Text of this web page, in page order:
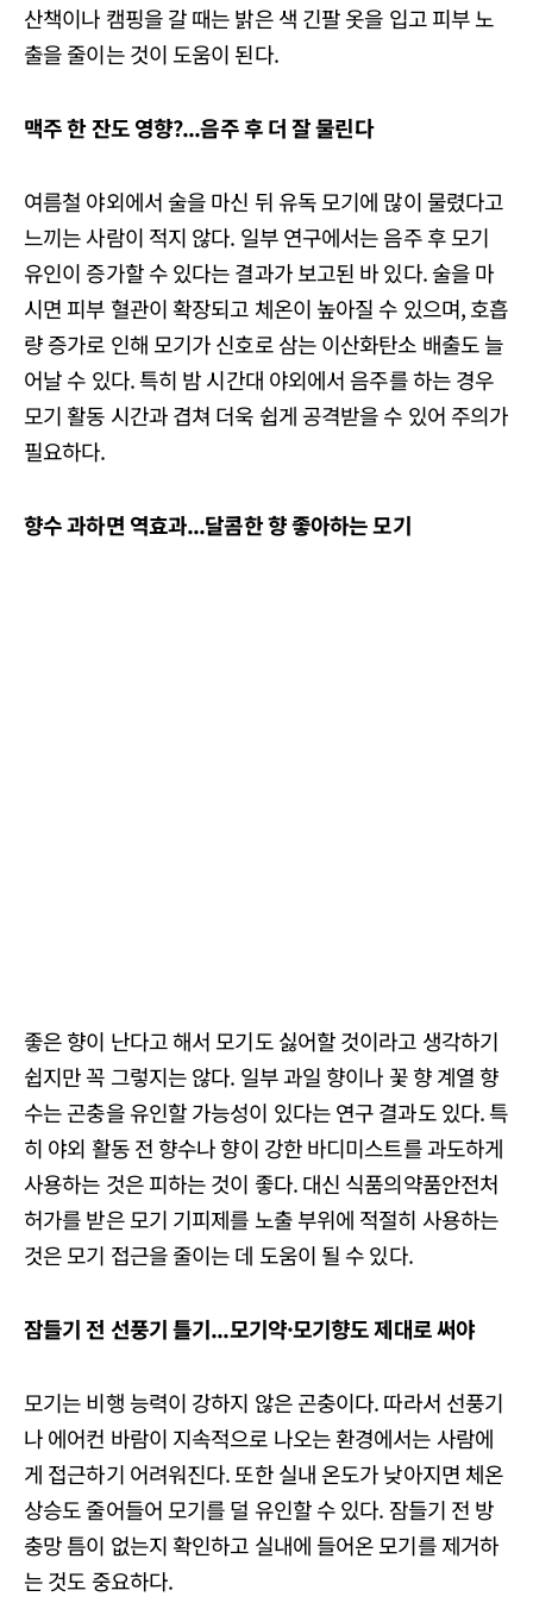
산책이나 캠핑을 갈 때는 밝은 색 긴팔 옷을 입고 피부 노
출을 줄이는 것이 도움이 된다.
맥주한잔도영향?...음주후더잘물린다
여름철 야외에서 술을 마신 뒤 유독 모기에 많이 물렸다고
느끼는 사람이 적지 않다. 일부 연구에서는 음주 후 모기
유인이 증가할 수 있다는 결과가 보고된 바 있다. 술을 마
시면 피부 혈관이 확장되고 체온이 높아질 수 있으며, 호흡
량 증가로 인해 모기가 신호로 삼는 이산화탄소 배출도 늘
어날 수 있다. 특히 밤 시간대 야외에서 음주를 하는 경우
모기 활동 시간과 겹쳐 더욱 쉽게 공격받을 수 있어 주의가
필요하다.
향수과하면 역효과...달콤한향좋아하는모기
좋은 향이 난다고 해서 모기도 싫어할 것이라고 생각하기
쉽지만 꼭 그렇지는 않다. 일부 과일 향이나 꽃 향 계열 향
수는 곤충을 유인할 가능성이 있다는 연구 결과도 있다. 특
히 야외 활동 전 향수나 향이 강한 바디미스트를 과도하게
사용하는 것은 피하는 것이 좋다. 대신 식품의약품안전처
허가를 받은 모기 기피제를 노출 부위에 적절히 사용하는
것은 모기 접근을 줄이는 데 도움이 될 수 있다.
잠들기전 선풍기틀기...모기약·모기향도제대로써야
모기는 비행 능력이 강하지 않은 곤충이다. 따라서 선풍기
나 에어컨 바람이 지속적으로 나오는 환경에서는 사람에
게 접근하기 어려워진다. 또한 실내 온도가 낮아지면 체온
상승도 줄어들어 모기를 덜 유인할 수 있다. 잠들기 전 방
충망 틈이 없는지 확인하고 실내에 들어온 모기를 제거하
는 것도 중요하다.